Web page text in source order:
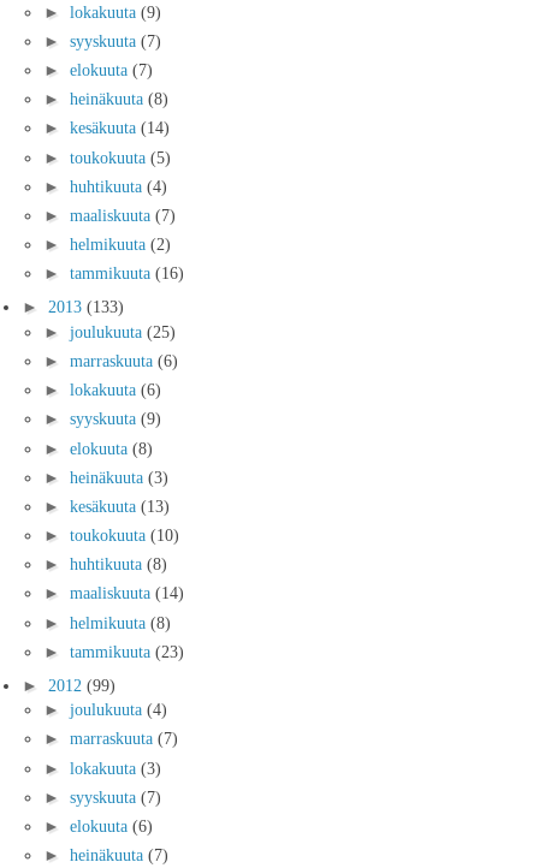
► lokakuuta (9)
► syyskuuta (7)
► elokuuta (7)
► heinäkuuta (8)
► kesäkuuta (14)
► toukokuuta (5)
► huhtikuuta (4)
► maaliskuuta (7)
► helmikuuta (2)
► tammikuuta (16)
► 2013 (133)
► joulukuuta (25)
► marraskuuta (6)
► lokakuuta (6)
► syyskuuta (9)
► elokuuta (8)
► heinäkuuta (3)
► kesäkuuta (13)
► toukokuuta (10)
► huhtikuuta (8)
► maaliskuuta (14)
► helmikuuta (8)
► tammikuuta (23)
► 2012 (99)
► joulukuuta (4)
► marraskuuta (7)
► lokakuuta (3)
► syyskuuta (7)
► elokuuta (6)
► heinäkuuta (7)